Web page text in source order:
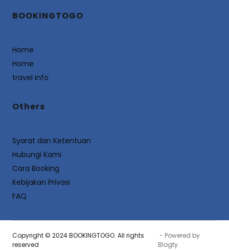
BOOKINGTOGO
Home
Home
travel info
Others
Syarat dan Ketentuan
Hubungi Kami
Cara Booking
Kebijakan Privasi
FAQ
Copyright © 2024 BOOKINGTOGO. All rights
reserved
- Powered by
Blogty.